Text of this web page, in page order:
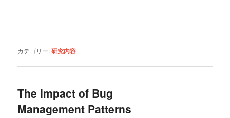
カテゴリー:研究内容
The Impact of Bug
Management Patterns